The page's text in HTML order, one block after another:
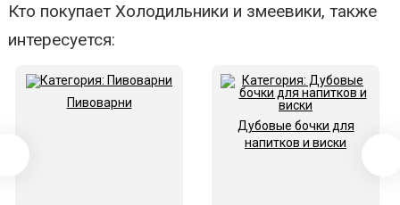
Кто покупает Холодильники и змеевики, также
интересуется:
Пивоварни
Дубовые бочки для
напитков и виски